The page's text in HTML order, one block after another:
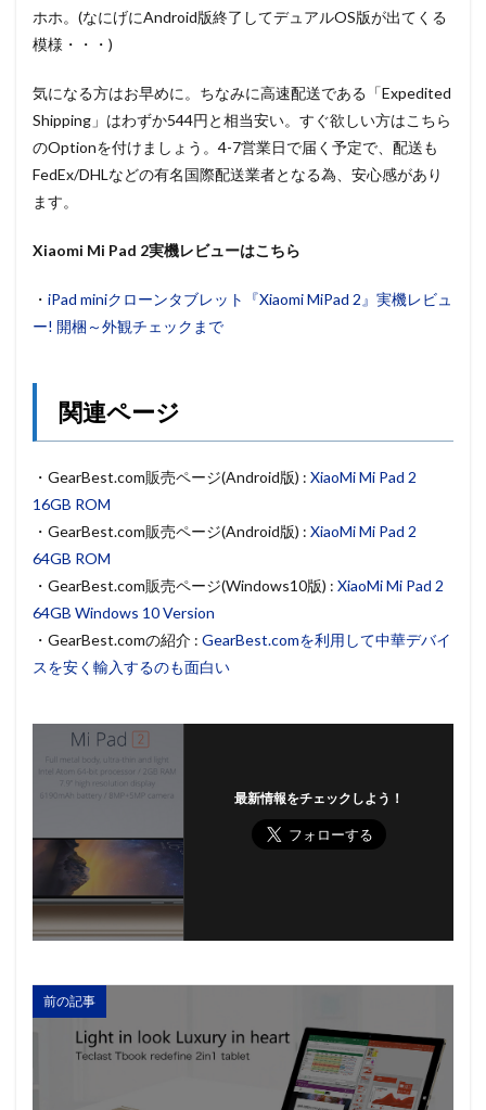
ホホ。(なにげにAndroid版終了してデュアルOS版が出てくる
模様・・・)
気になる方はお早めに。ちなみに高速配送である「Expedited
Shipping」はわずか544円と相当安い。すぐ欲しい方はこちら
のOptionを付けましょう。4-7営業日で届く予定で、配送も
FedEx/DHLなどの有名国際配送業者となる為、安心感があり
ます。
Xiaomi Mi Pad 2実機レビューはこちら
・ iPad miniクローンタブレット『Xiaomi MiPad 2』実機レビュ
ー! 開梱～外観チェックまで
関連ページ
・GearBest.com販売ページ(Android版) : XiaoMi Mi Pad 2
16GB ROM
・GearBest.com販売ページ(Android版) : XiaoMi Mi Pad 2
64GB ROM
・GearBest.com販売ページ(Windows10版) : XiaoMi Mi Pad 2
64GB Windows 10 Version
・GearBest.comの紹介 : GearBest.comを利用して中華デバイ
スを安く輸入するのも面白い
最新情報をチェックしよう！
前の記事